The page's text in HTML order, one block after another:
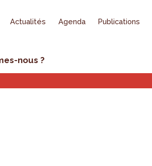
Actualités Agenda Publications
nous ?